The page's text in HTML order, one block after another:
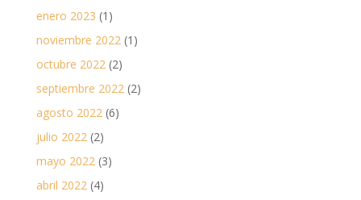
enero 2023 (1)
noviembre 2022 (1)
octubre 2022 (2)
septiembre 2022 (2)
agosto 2022 (6)
julio 2022 (2)
mayo 2022 (3)
abril 2022 (4)